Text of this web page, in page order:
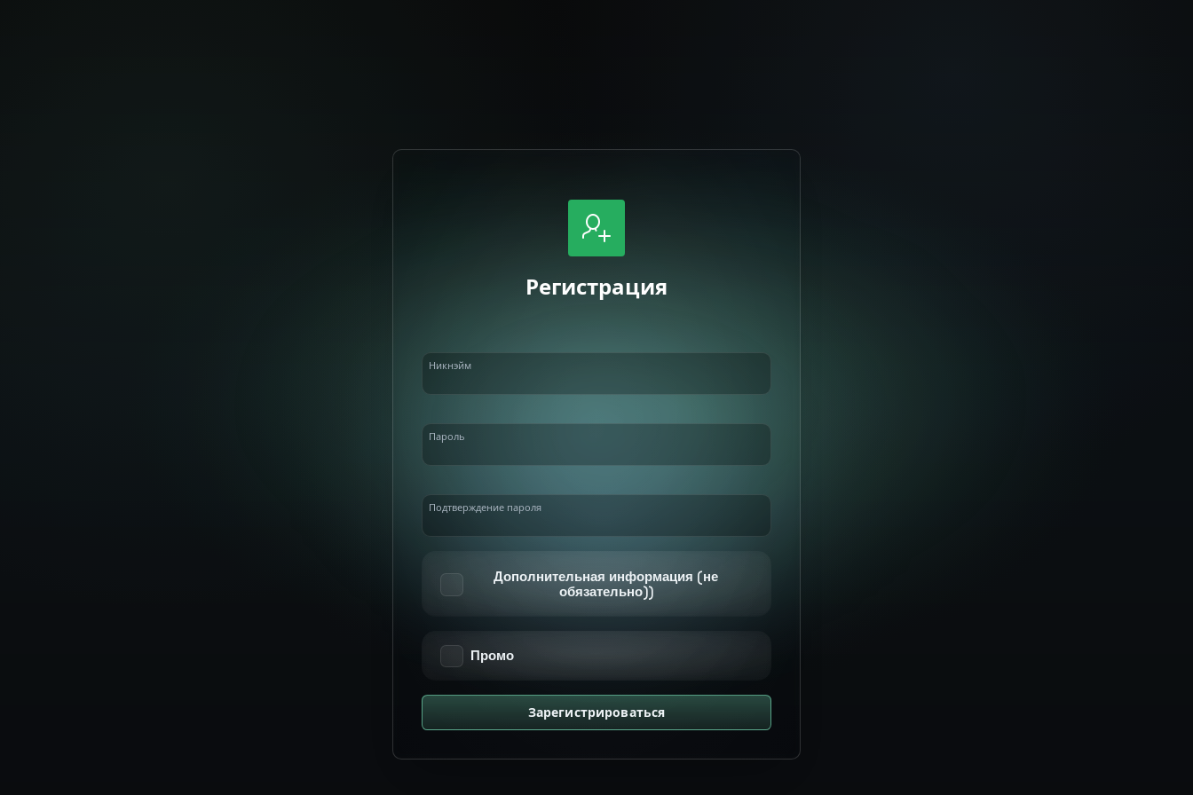
Регистрация
Никнэйм
Пароль
Подтверждение пароля
Дополнительная информация (не
обязательно))
Промо
Зарегистрироваться